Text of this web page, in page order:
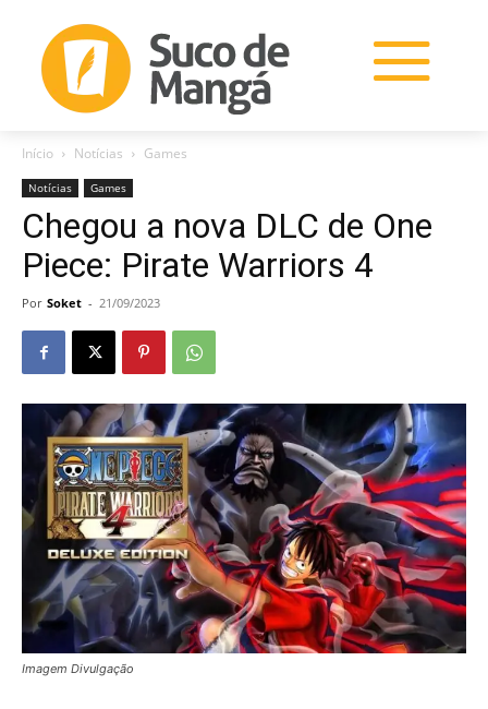
Início Notícias Games
Notícias Games
Chegou a nova DLC de One
Piece: Pirate Warriors 4
Por Soket - 21/09/2023
Imagem Divulgação